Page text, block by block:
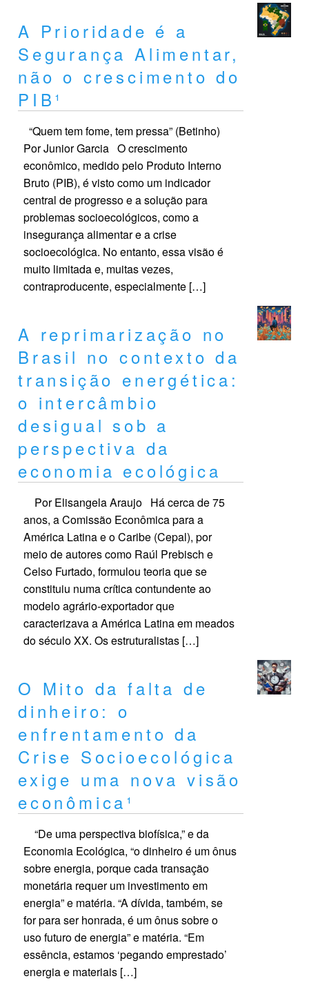
A Prioridade é a
Segurança Alimentar,
não o crescimento do
PIB¹
“Quem tem fome, tem pressa” (Betinho)
Por Junior Garcia O crescimento
econômico, medido pelo Produto Interno
Bruto (PIB), é visto como um indicador
central de progresso e a solução para
problemas socioecológicos, como a
insegurança alimentar e a crise
socioecológica. No entanto, essa visão é
muito limitada e, muitas vezes,
contraproducente, especialmente […]
A reprimarização no
Brasil no contexto da
transição energética:
o intercâmbio
desigual sob a
perspectiva da
economia ecológica
Por Elisangela Araujo Há cerca de 75
anos, a Comissão Econômica para a
América Latina e o Caribe (Cepal), por
meio de autores como Raúl Prebisch e
Celso Furtado, formulou teoria que se
constituiu numa crítica contundente ao
modelo agrário-exportador que
caracterizava a América Latina em meados
do século XX. Os estruturalistas […]
O Mito da falta de
dinheiro: o
enfrentamento da
Crise Socioecológica
exige uma nova visão
econômica¹
“De uma perspectiva biofísica,” e da
Economia Ecológica, “o dinheiro é um ônus
sobre energia, porque cada transação
monetária requer um investimento em
energia” e matéria. “A dívida, também, se
for para ser honrada, é um ônus sobre o
uso futuro de energia” e matéria. “Em
essência, estamos ‘pegando emprestado’
energia e materiais […]